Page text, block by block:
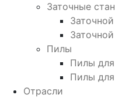
Заточные
Пилы
Пилы
Пилы
Отрасли